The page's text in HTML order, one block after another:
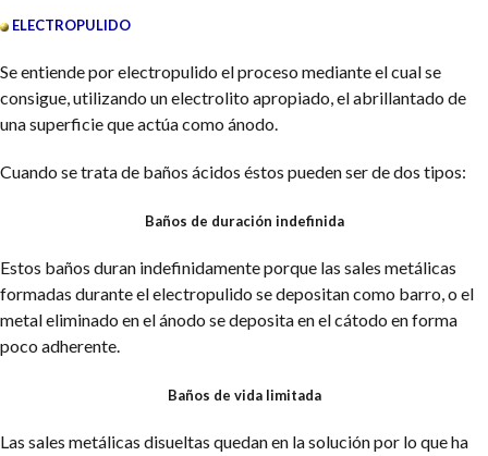
ELECTROPULIDO
Se entiende por electropulido el proceso mediante el cual se
consigue, utilizando un electrolito apropiado, el abrillantado de
una superficie que actúa como ánodo.
Cuando se trata de baños ácidos éstos pueden ser de dos tipos:
Baños de duración indefinida
Estos baños duran indefinidamente porque las sales metálicas
formadas durante el electropulido se depositan como barro, o el
metal eliminado en el ánodo se deposita en el cátodo en forma
poco adherente.
Baños de vida limitada
Las sales metálicas disueltas quedan en la solución por lo que ha